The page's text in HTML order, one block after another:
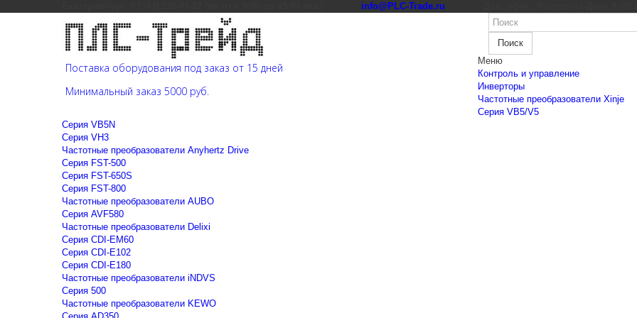
info@PLC-Trade.ru
Поставка оборудования под заказ от 15 дней
Минимальный заказ 5000 руб.
Поиск
Меню
Контроль и управление
Инверторы
Частотные преобразователи Xinje
Cерия VB5/V5
Cерия VB5N
Cерия VH3
Частотные преобразователи Anyhertz Drive
Серия FST-500
Серия FST-650S
Серия FST-800
Частотные преобразователи AUBO
Серия AVF580
Частотные преобразователи Delixi
Серия CDI-EM60
Серия CDI-E102
Серия CDI-E180
Частотные преобразователи iNDVS
Серия 500
Частотные преобразователи KEWO